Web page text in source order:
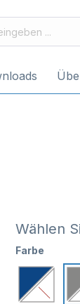
Wählen
Farbe